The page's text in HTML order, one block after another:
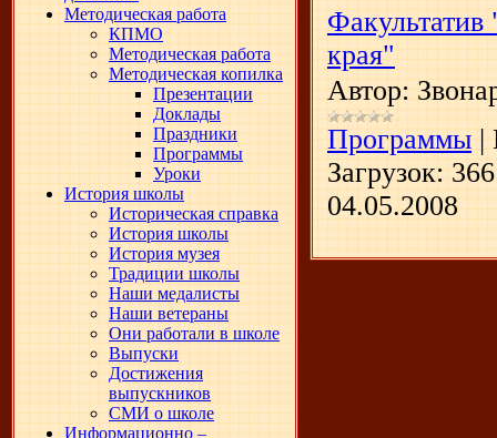
Методическая работа
КПМО
Методическая работа
Методическая копилка
Презентации
Доклады
Праздники
Программы
Уроки
История школы
Историческая справка
История школы
История музея
Традиции школы
Наши медалисты
Наши ветераны
Они работали в школе
Выпуски
Достижения
выпускников
СМИ о школе
Информационно –
Факультатив
края"
Автор:
Программы |
Загрузок: 366
04.05.2008